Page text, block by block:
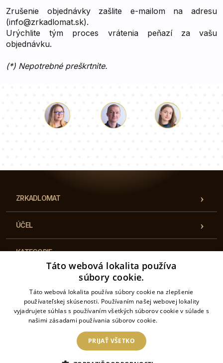
Zrušenie objednávky zašlite e-mailom na adresu
(info@zrkadlomat.sk).
Urýchlite tým proces vrátenia peňazí za vašu
objednávku.
(*) Nepotrebné preškrtnite.
ZRKADLOMAT
ÚČEL
KATEGORIE
UŽITOČNÉ INFORMÁCIE
KONTAKT
Táto webová lokalita používa
súbory cookie.
Táto webová lokalita používa súbory cookie na zlepšenie
používateľskej skúsenosti. Používaním našej webovej lokality
vyjadrujete súhlas s používaním všetkých súborov cookie v súlade s
našimi zásadami používania súborov cookie.
PRIJAŤ VŠETKO